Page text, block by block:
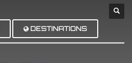
DESTINATIONS